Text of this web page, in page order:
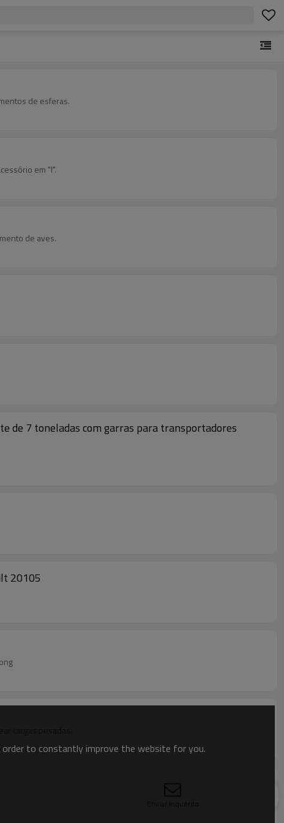
de esferas.
em "I".
de aves.
de 7 toneladas com garras para transportadores
20105
cargas pesadas.
order to constantly improve the website for you.